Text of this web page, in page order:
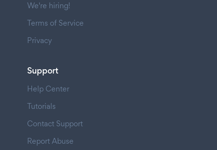
We're hiring!
Terms of Service
Privacy
Support
Help Center
Tutorials
Contact Support
Report Abuse